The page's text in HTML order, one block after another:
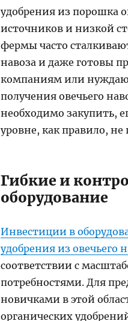
удобрения из порошка
источников и низкой
фермы часто
навоза и даже готовы
компаниям или
получения овечьего
необходимо закупить,
уровне, как правило,
Гибкие и
оборудование
Инвестиции в
удобрения из овечьего
соответствии с
потребностями. Для
новичками в этой
органических